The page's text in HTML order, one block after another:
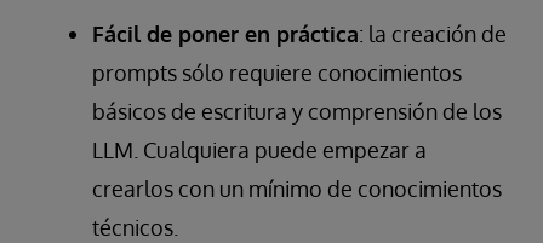
Fácil de poner en práctica: la creación de
prompts sólo requiere conocimientos
básicos de escritura y comprensión de los
LLM. Cualquiera puede empezar a
crearlos con un mínimo de conocimientos
técnicos.